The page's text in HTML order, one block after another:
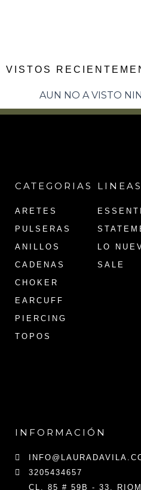
VISTOS
AUN NO A VISTO
CATEGORIAS
ARETES
PULSERAS
ANILLOS
CADENAS
CHOKER
EARCUFF
PIERCING
TOPOS
LINEAS
LO
SALE
INFORMACIÓN
3205434657
CL. 85 # 59B - 33,